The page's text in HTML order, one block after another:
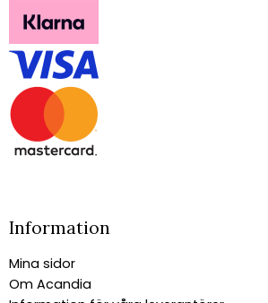
Information
Mina sidor
Om Acandia